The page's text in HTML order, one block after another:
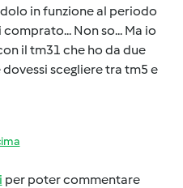
in funzione al periodo
Non so... Ma io
il tm31 che ho da due
scegliere tra tm5 e
per poter commentare